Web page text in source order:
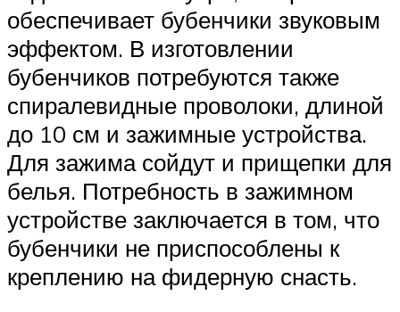
обеспечивает бубенчики звуковым
эффектом. В изготовлении
бубенчиков потребуются также
спиралевидные проволоки, длиной
до 10 см и зажимные устройства.
Для зажима сойдут и прищепки для
белья. Потребность в зажимном
устройстве заключается в том, что
бубенчики не приспособлены к
креплению на фидерную снасть.